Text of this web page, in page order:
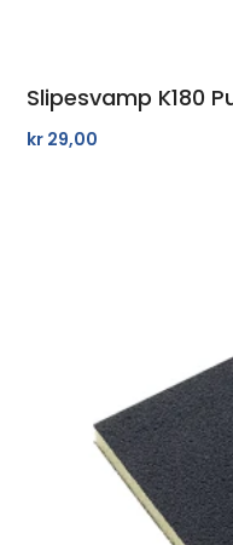
Slipesvamp K180
kr 29,00